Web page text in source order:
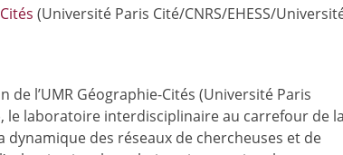
(Université Paris Cité/CNRS/EHESS/
l’UMR Géographie-Cités (Université Paris
le laboratoire interdisciplinaire au carrefour de la
des réseaux de chercheuses et de